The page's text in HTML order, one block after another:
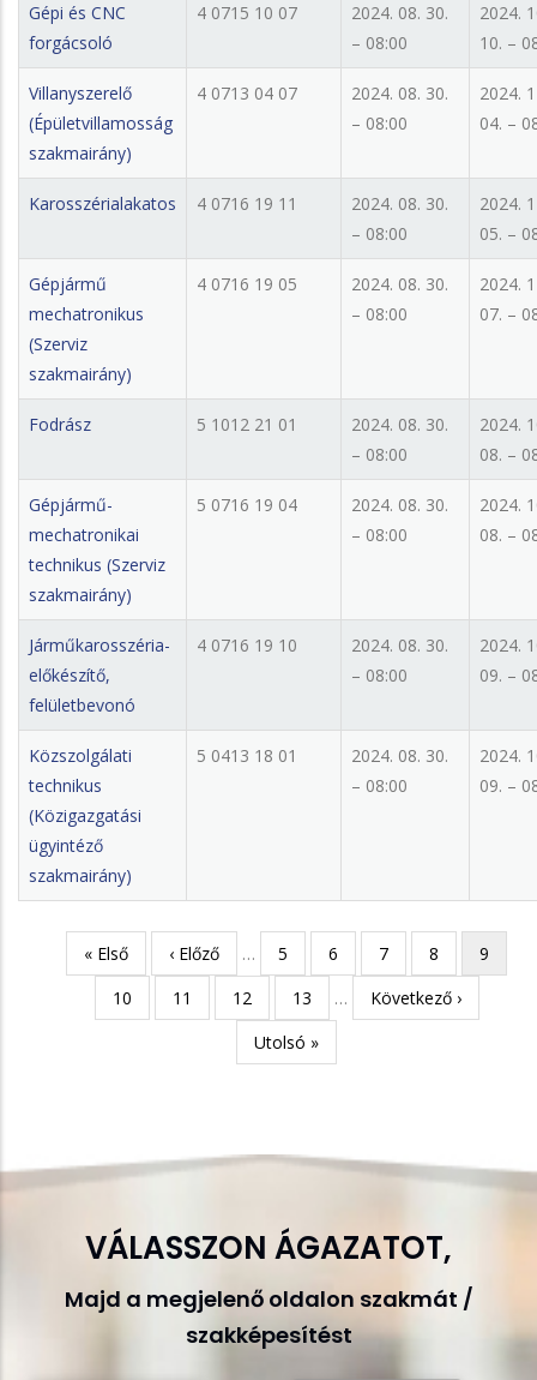
Gépi és CNC
forgácsoló
4 0715 10 07
2024. 08. 30.
– 08:00
2024.
10. –
Villanyszerelő
(Épületvillamosság
szakmairány)
4 0713 04 07
2024. 08. 30.
– 08:00
2024.
04. –
Karosszérialakatos 4 0716 19 11
2024. 08. 30.
– 08:00
2024.
05. –
Gépjármű
mechatronikus
(Szerviz
szakmairány)
4 0716 19 05
2024. 08. 30.
– 08:00
2024.
07. –
Fodrász 5 1012 21 01
2024. 08. 30.
– 08:00
2024.
08. –
Gépjármű-
mechatronikai
technikus (Szerviz
szakmairány)
5 0716 19 04
2024. 08. 30.
– 08:00
2024.
08. –
Járműkarosszéria-
előkészítő,
felületbevonó
4 0716 19 10
2024. 08. 30.
– 08:00
2024.
09. –
Közszolgálati
technikus
(Közigazgatási
ügyintéző
szakmairány)
5 0413 18 01
2024. 08. 30.
– 08:00
2024.
09. –
Oldalszámozás
Első
oldal
« Első
Előző
oldal
‹ Előző … Page
5 Page
6 Page
7 Page
8
oldal
9
Page
10 Page
11 Page
12 Page
13 …
Következő
oldal
Következő ›
Utolsó
oldal
Utolsó »
VÁLASSZON ÁGAZATOT,
Majd a megjelenő oldalon szakmát /
szakképesítést